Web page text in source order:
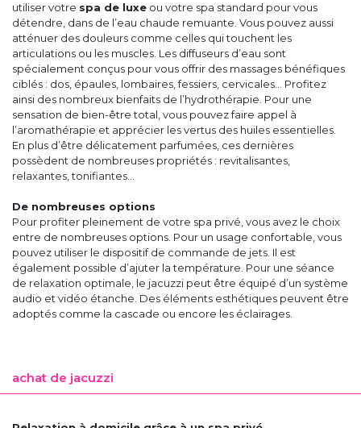
utiliser votre spa de luxe ou votre spa standard pour vous
détendre, dans de l’eau chaude remuante. Vous pouvez aussi
atténuer des douleurs comme celles qui touchent les
articulations ou les muscles. Les diffuseurs d’eau sont
spécialement conçus pour vous offrir des massages bénéfiques
ciblés : dos, épaules, lombaires, fessiers, cervicales… Profitez
ainsi des nombreux bienfaits de l’hydrothérapie. Pour une
sensation de bien-être total, vous pouvez faire appel à
l’aromathérapie et apprécier les vertus des huiles essentielles.
En plus d’être délicatement parfumées, ces dernières
possèdent de nombreuses propriétés : revitalisantes,
relaxantes, tonifiantes…
De nombreuses options
Pour profiter pleinement de votre spa privé, vous avez le choix
entre de nombreuses options. Pour un usage confortable, vous
pouvez utiliser le dispositif de commande de jets. Il est
également possible d’ajuter la température. Pour une séance
de relaxation optimale, le jacuzzi peut être équipé d’un système
audio et vidéo étanche. Des éléments esthétiques peuvent être
adoptés comme la cascade ou encore les éclairages.
achat de jacuzzi